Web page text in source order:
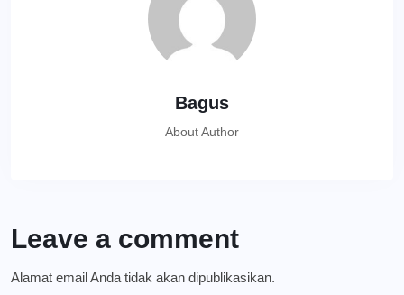
Bagus
About Author
Leave a comment
Alamat email Anda tidak akan dipublikasikan.